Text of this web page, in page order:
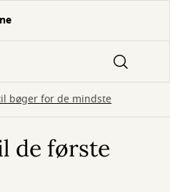
bøger for de mindste
de første